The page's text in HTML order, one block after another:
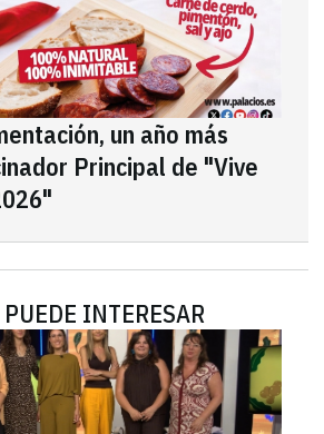
un año más
Principal de "Vive
INTERESAR